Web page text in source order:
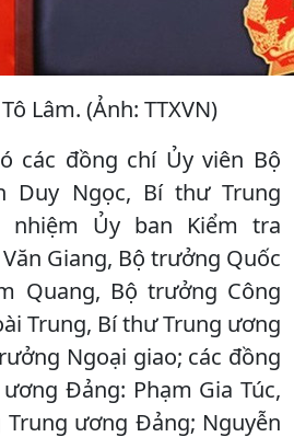
Lâm. (Ảnh: TTXVN)
các đồng chí Ủy viên Bộ
Duy Ngọc, Bí thư Trung
nhiệm Ủy ban Kiểm tra
Giang, Bộ trưởng Quốc
Quang, Bộ trưởng Công
Trung, Bí thư Trung ương
Ngoại giao; các đồng
Đảng: Phạm Gia Túc,
Trung ương Đảng; Nguyễn